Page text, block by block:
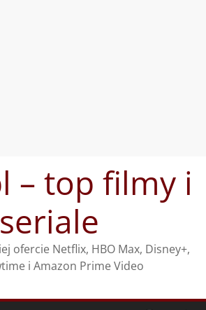
– top filmy i
seriale
ofercie Netflix, HBO Max, Disney+,
i Amazon Prime Video